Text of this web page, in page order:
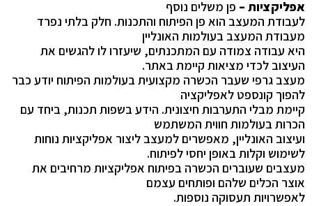
אפליקציות – פן משלים נוסף
לעבודת המעצב הוא פן הפיתוח והתכנות. חלק בלתי נפרד
מעבודת המעצב בעולמות האונליין
היא עבודה צמודה עם המתכנתים, שיעזרו לו להגשים את
העיצוב לכדי מציאות קיימת באתר.
מעצב גרפי שעבר הכשרה מקצועית בעולמות הפיתוח יודע כבר
להפוך קונספט לאפליקציה
קיימת מבלי התערבות חיצונית. הידע בשפות תכנות, ביחד עם
הכרות בעולמות חווית המשתמש
ועיצוב האונליין, מאפשרים למעצב ליצור אפליקציות נוחות
לשימוש וקלות באופן יחסי לפיתוח.
מעצבים שעוברים הכשרה בפיתוח אפליקציות מרחיבים את
אוצר הכלים שלהם ופותחים עצמם
לאפשרויות תעסוקה נוספות.